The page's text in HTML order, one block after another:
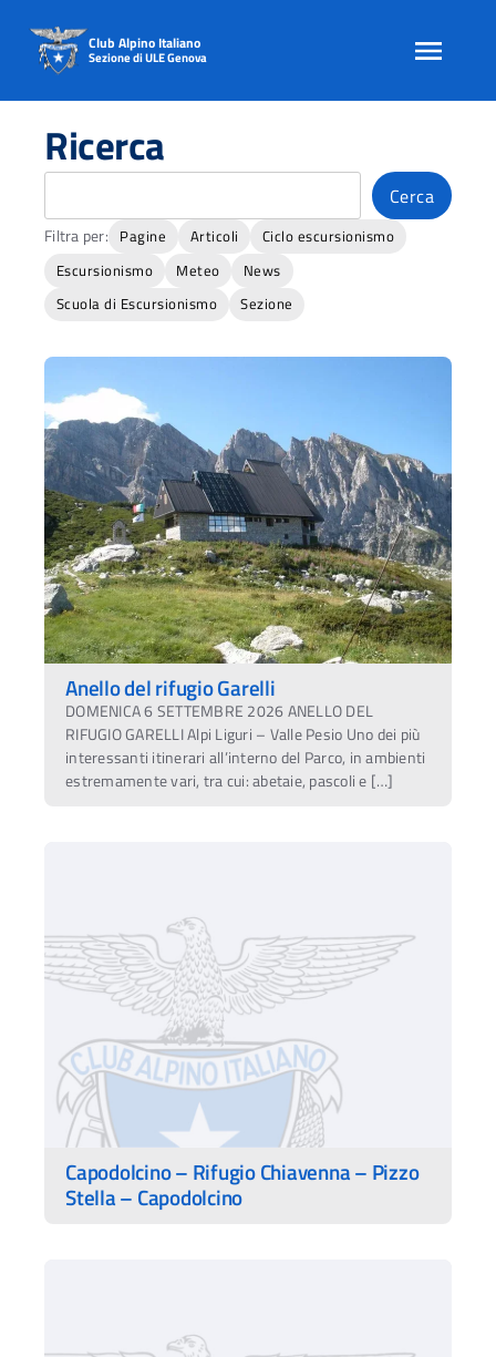
content
Club Alpino Italiano
Sezione di ULE Genova
Ricerca
Cerca
Filtra per: Pagine Articoli
Ciclo escursionismo
Escursionismo
Meteo
News
Scuola di Escursionismo
Sezione
Anello del rifugio Garelli
DOMENICA 6 SETTEMBRE 2026 ANELLO DEL
RIFUGIO GARELLI Alpi Liguri – Valle Pesio Uno dei più
interessanti itinerari all’interno del Parco, in ambienti
estremamente vari, tra cui: abetaie, pascoli e […]
Capodolcino – Rifugio Chiavenna – Pizzo
Stella – Capodolcino